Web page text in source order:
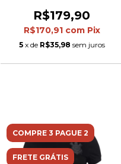
R$179,90
R$170,91 com Pix
5 x de R$35,98 sem juros
COMPRE 3 PAGUE 2
FRETE GRÁTIS